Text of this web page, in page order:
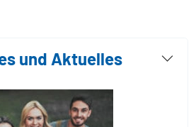
und Aktuelles